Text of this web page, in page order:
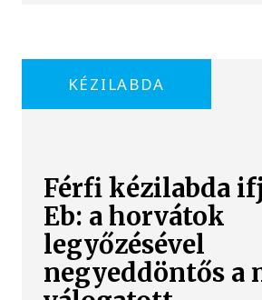
KÉZILABDA
Férfi kézilabda
Eb: a horvátok
legyőzésével
negyeddöntős a